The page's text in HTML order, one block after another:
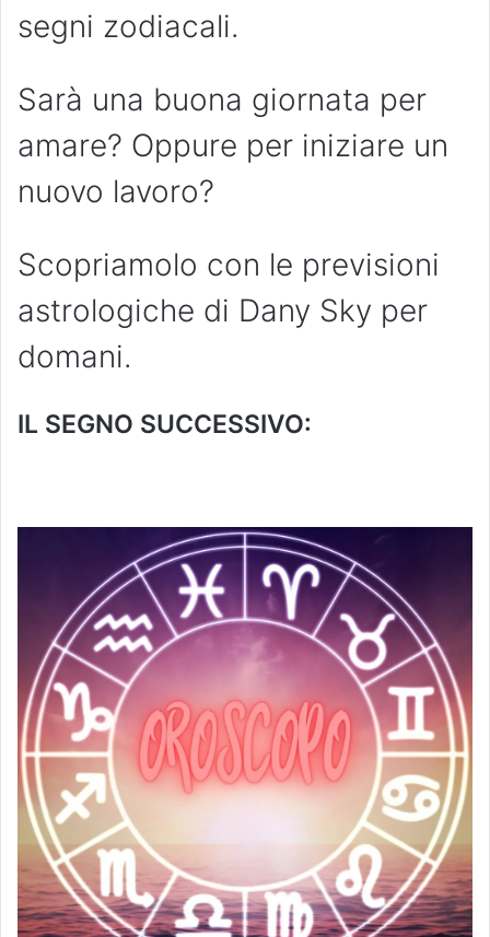
segni zodiacali.
Sarà una buona giornata per
amare? Oppure per iniziare un
nuovo lavoro?
Scopriamolo con le previsioni
astrologiche di Dany Sky per
domani.
IL SEGNO SUCCESSIVO: